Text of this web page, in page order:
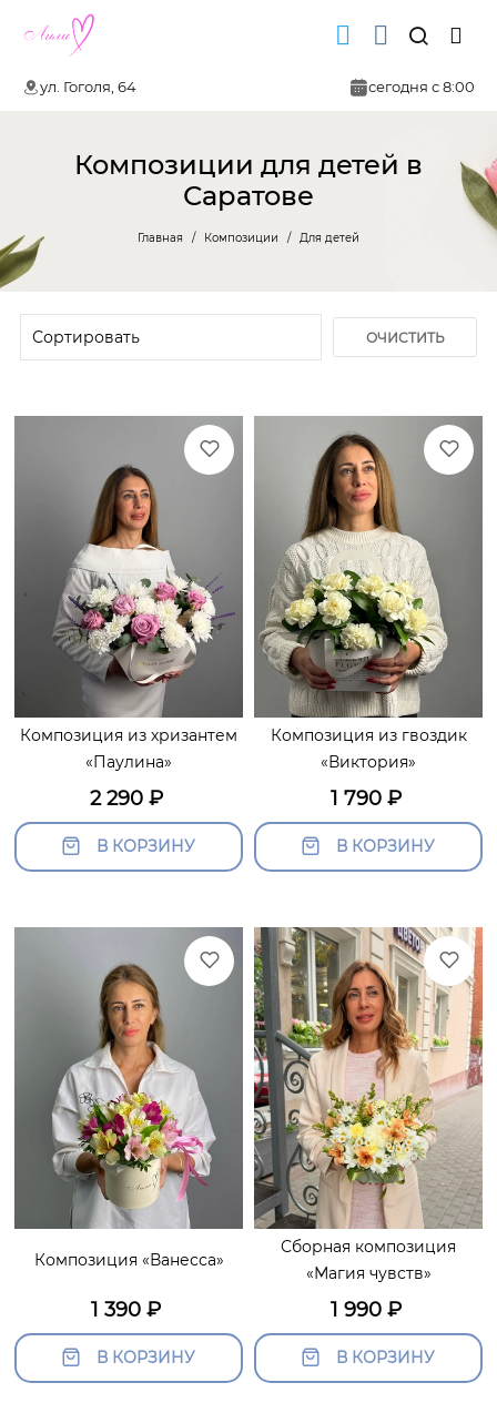
ул. Гоголя, 64 сегодня с 8:00
Композиции для детей в
Саратове
Главная Композиции Для детей
ОЧИСТИТЬ
Композиция из хризантем
«Паулина»
2 290₽
В КОРЗИНУ
Композиция из гвоздик
«Виктория»
1 790₽
В КОРЗИНУ
Композиция «Ванесса»
1 390 ₽
В КОРЗИНУ
Сборная композиция
«Магия чувств»
1 990₽
В КОРЗИНУ